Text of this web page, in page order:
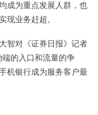
成为重点发展人群，也
现业务赶超。
智对《证券日报》记者
的入口和流量的争
机银行成为服务客户最